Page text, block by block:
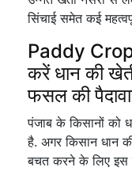
सिंचाई समेत कई
Paddy Crop
करें धान की
फसल की
पंजाब के किसानों को
है. अगर किसान धान
बचत करने के लिए